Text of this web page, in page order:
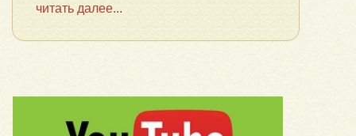
читать далее...